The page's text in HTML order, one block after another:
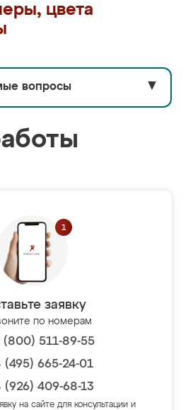
цвета
вопросы ▼
заявку
по номерам
(800) 511-89-55
(495) 665-24-01
(926) 409-68-13
на сайте для консультации и